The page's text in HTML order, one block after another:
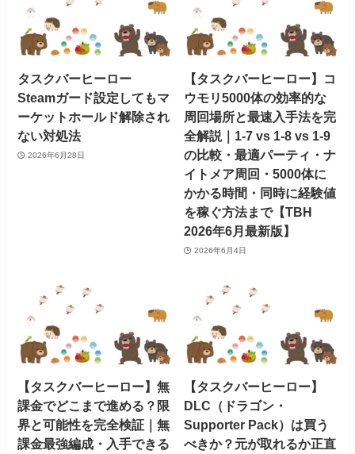
タスクバーヒーロー
Steamガード設定してもマ
ーケットホールド解除され
ない対処法
2026年6月28日
【タスクバーヒーロー】コ
ウモリ5000体の効率的な
周回場所と最速入手法を完
全解説｜1-7 vs 1-8 vs 1-9
の比較・最適パーティ・ナ
イトメア周回・5000体に
かかる時間・同時に経験値
を稼ぐ方法まで【TBH
2026年6月最新版】
2026年6月4日
【タスクバーヒーロー】無
課金でどこまで進める？限
界と可能性を完全検証｜無
課金最強編成・入手できる
【タスクバーヒーロー】
DLC（ドラゴン・
Supporter Pack）は買う
べきか？元が取れるか正直